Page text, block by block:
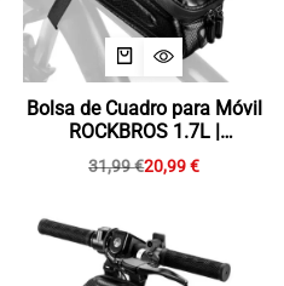
Bolsa de Cuadro para Móvil
ROCKBROS 1.7L |
Impermeable
31,99€20,99€